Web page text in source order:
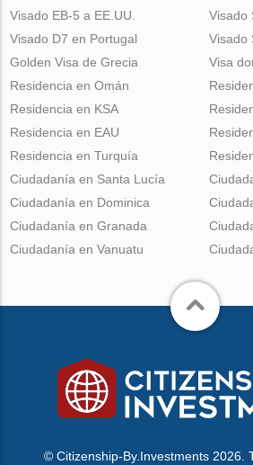
Visado EB-5 a EE.UU.
Visado D7 en Portugal
Golden Visa de Grecia
Visado
Visado
Visa
Residencia en Omán
Residencia en KSA
Residencia en EAU
Residencia en Turquía
Ciudadanía en Santa Lucía
Ciudadanía en Dominica
Ciudadanía en Granada
Ciudadanía en Vanuatu
© Citizenship-By.Investments 2026.